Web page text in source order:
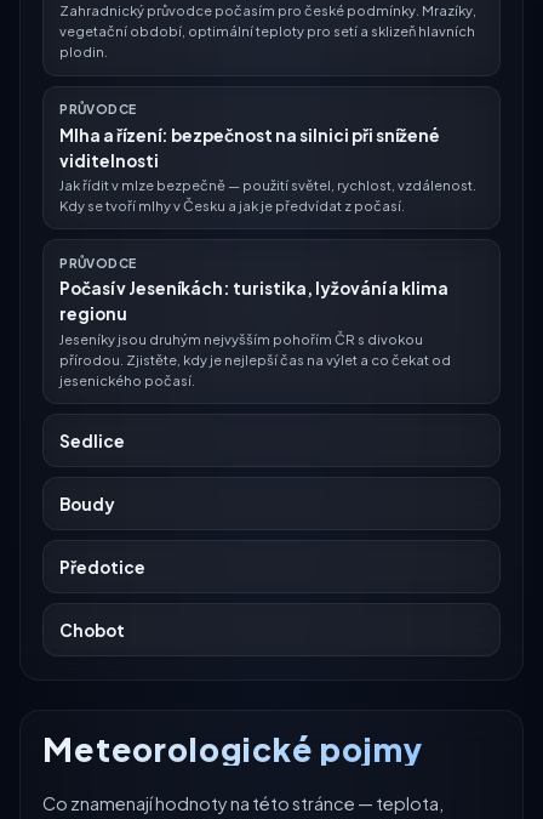
Zahradnický průvodce počasím pro české podmínky. Mrazíky,
vegetační období, optimální teploty pro setí a sklizeň hlavních
plodin.
PRŮVODCE
Mlha a řízení: bezpečnost na silnici při snížené
viditelnosti
Jak řídit v mlze bezpečně — použití světel, rychlost, vzdálenost.
Kdy se tvoří mlhy v Česku a jak je předvídat z počasí.
PRŮVODCE
Počasí v Jeseníkách: turistika, lyžování a klima
regionu
Jeseníky jsou druhým nejvyšším pohořím ČR s divokou
přírodou. Zjistěte, kdy je nejlepší čas na výlet a co čekat od
jesenického počasí.
Sedlice
Boudy
Předotice
Chobot
Meteorologické pojmy
Co znamenají hodnoty na této stránce — teplota,